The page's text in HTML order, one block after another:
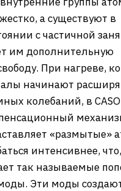
а существуют в
с частичной
им дополнительную
При нагреве,
начинают
колебаний, в CASO
«размытые»
интенсивнее,
так называемые
Эти моды